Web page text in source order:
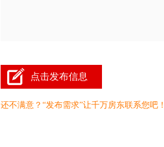
点击发布信息
还不满意？“发布需求”让千万房东联系您吧！